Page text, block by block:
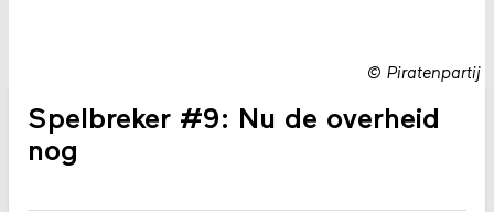
© Piratenpartij
Spelbreker #9: Nu de overheid
nog